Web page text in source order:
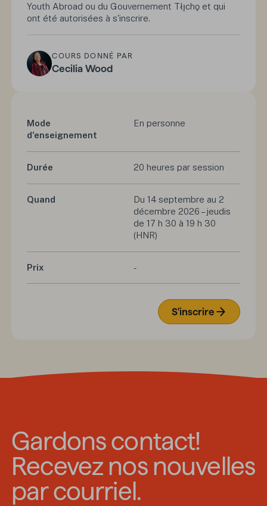
Youth Abroad ou du Gouvernement Tłı̨chǫ et qui
ont été autorisées à s'inscrire.
COURS DONNÉ PAR
Cecilia Wood
Mode
d'enseignement
En personne
Durée 20 heures par session
Quand
Du 14 septembre au 2
décembre 2026 – jeudis
de 17 h 30 à 19 h 30
(HNR)
Prix -
S'inscrire
Gardons contact!
Recevez nos nouvelles
par courriel.